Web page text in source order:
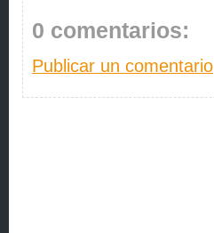
0 comentarios:
Publicar un comentario